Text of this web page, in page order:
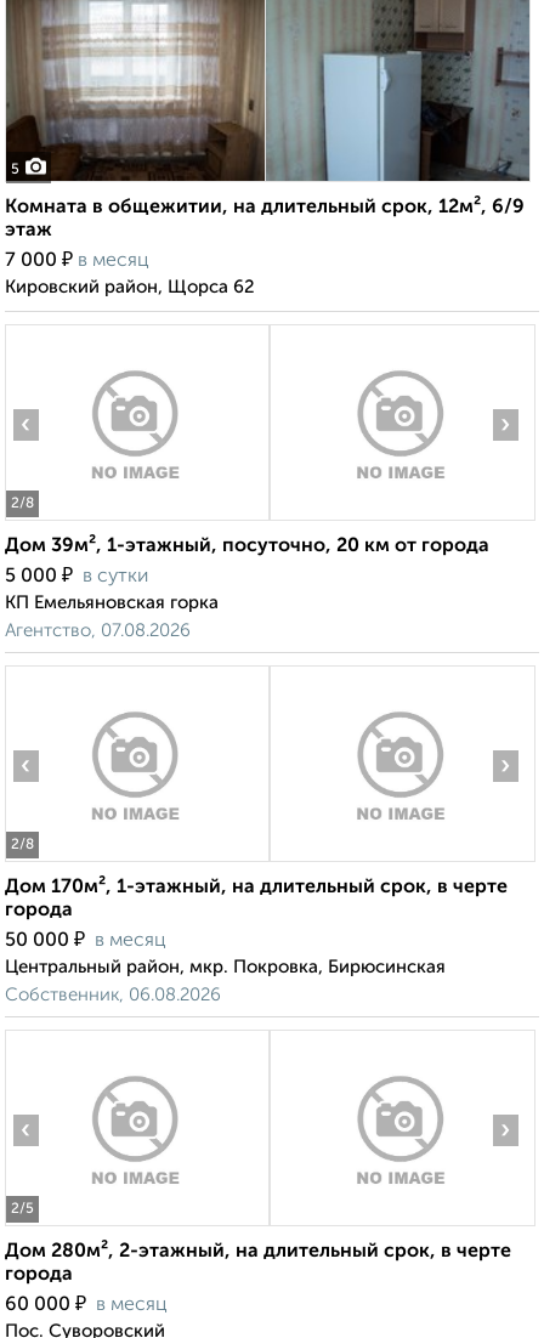
5
Комната в общежитии, на длительный срок, 12м², 6/9
этаж
7 000 ₽ в месяц
Кировский район, Щорса 62
2/8
‹ ›
Дом 39м², 1-этажный, посуточно, 20 км от города
5 000 ₽ в сутки
КП Емельяновская горка
Агентство, 07.08.2026
2/8
‹ ›
Дом 170м², 1-этажный, на длительный срок, в черте
города
50 000 ₽ в месяц
Центральный район, мкр. Покровка, Бирюсинская
Собственник, 06.08.2026
2/5
‹ ›
Дом 280м², 2-этажный, на длительный срок, в черте
города
60 000 ₽ в месяц
Пос. Суворовский